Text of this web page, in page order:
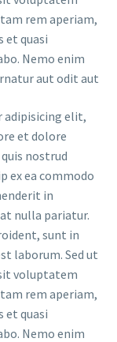
rem aperiam,
et quasi
Nemo enim
aut odit aut
adipisicing elit,
et dolore
nostrud
ex ea commodo
in
nulla pariatur.
sunt in
laborum. Sed ut
voluptatem
rem aperiam,
et quasi
Nemo enim